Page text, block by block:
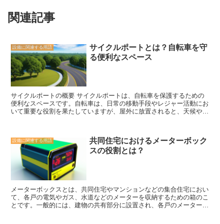
関連記事
設備に関連する用語
サイクルポートとは？自転車を守
る便利なスペース
サイクルポートの概要 サイクルポートは、自転車を保護するための
便利なスペースです。自転車は、日常の移動手段やレジャー活動にお
いて重要な役割を果たしていますが、屋外に放置されると、天候や盗
イクルポートは、屋根付きのスペースであり、自転車を雨や雪から守
ることができます。また、太陽光や風からも保護するため、自転車の
劣化を防ぐことができます。さらに、サイクルポートは、自転車を盗
難から守るためのセキュリティ機能も備えています。一部のサイクル
ポートには、鍵付きのドアや監視カメラなどが装備されており、自転
車の安全性を高めることができます。 サイクルポートは、個人の家
庭やアパート、オフィスビルなど、さまざまな場所に設置することが
できます。また、サイクルポートは、自転車だけでなく、スクーター
やバイクなどの二輪車も保護することができます。さらに、サイクル
ポートは、自転車の収納スペースとしてだけでなく、修理やメンテナ
設備に関連する用語
共同住宅におけるメーターボック
スの役割とは？
メーターボックスとは、共同住宅やマンションなどの集合住宅におい
て、各戸の電気やガス、水道などのメーターを収納するための箱のこ
とです。一般的には、建物の共有部分に設置され、各戸のメーターが